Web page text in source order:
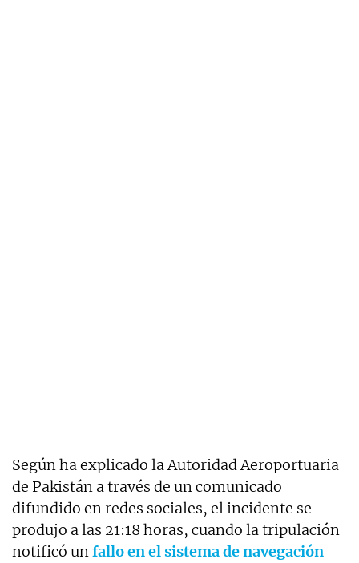
Según ha explicado la Autoridad Aeroportuaria
de Pakistán a través de un comunicado
difundido en redes sociales, el incidente se
produjo a las 21:18 horas, cuando la tripulación
notificó unfallo en el sistema de navegación